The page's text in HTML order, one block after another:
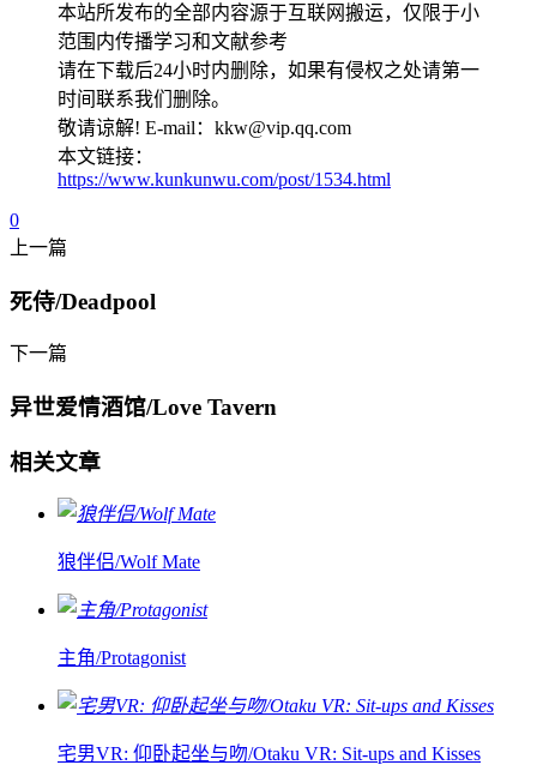
本站所发布的全部内容源于互联网搬运，仅限于小
范围内传播学习和文献参考
请在下载后24小时内删除，如果有侵权之处请第一
时间联系我们删除。
敬请谅解! E-mail：kkw@vip.qq.com
本文链接：
https://www.kunkunwu.com/post/1534.html
0
上一篇
死侍/Deadpool
下一篇
异世爱情酒馆/Love Tavern
相关文章
狼伴侣/Wolf Mate
主角/Protagonist
宅男VR: 仰卧起坐与吻/Otaku VR: Sit-ups and Kisses